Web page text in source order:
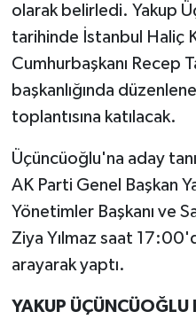
olarak belirledi. Yakup
tarihinde İstanbul Haliç
Cumhurbaşkanı Recep
başkanlığında
toplantısına katılacak.
Üçüncüoğlu'na aday
AK Parti Genel Başkan
Yönetimler Başkanı ve
Ziya Yılmaz saat
arayarak yaptı.
YAKUP ÜÇÜNCÜOĞLU